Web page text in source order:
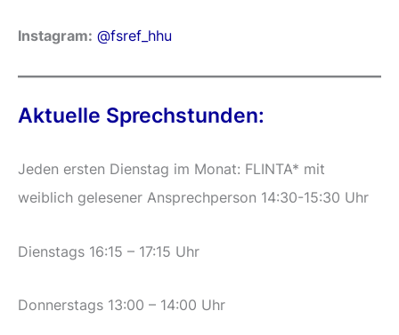
Instagram: @fsref_hhu
Aktuelle Sprechstunden:
Jeden ersten Dienstag im Monat: FLINTA* mit
weiblich gelesener Ansprechperson 14:30-15:30 Uhr
Dienstags 16:15 – 17:15 Uhr
Donnerstags 13:00 – 14:00 Uhr